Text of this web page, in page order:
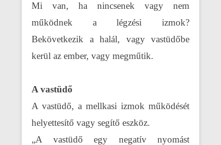
Mi van, ha nincsenek vagy nem
működnek a légzési izmok?
Bekövetkezik a halál, vagy vastüdőbe
kerül az ember, vagy megműtik.
A vastüdő
A vastüdő, a mellkasi izmok működését
helyettesítő vagy segítő eszköz.
„A vastüdő egy negatív nyomást